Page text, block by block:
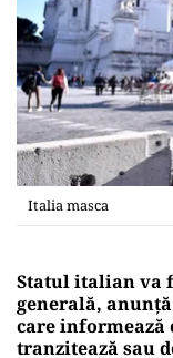
Italia masca
Statul italian va
generală,
care informează
tranzitează sau